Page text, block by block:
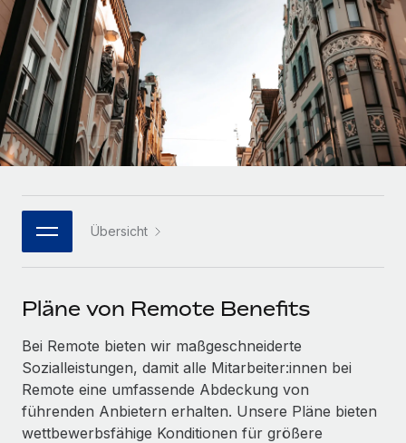
INFRASTRUKTUR
Remote Embedded
Nahtlose Integration der HR in bestehende Abläufe
Plattform
Integrierte HR-Kernfunktionen für dein Team
MCP
Integrationen
Tools
DIENSTLEISTUNGEN
Frag unsere Expert:innen
Hilfe von Expert:innen für globale HR & Compliance
Unternehmen
Mittelstand
Maßgeschneiderte HR-Lösungen, um Teams zu
vergrößern
Enterprise
Globale HR für Konzerne und Großunternehmen
PARTNER WERDEN
Flexible Einbettung von Global-HR-Funktionen in deine
Entdecke die Möglichkeiten einer Partnerschaft
Remote Build
Demnächst verfügbar
Beratung zu Integrationen und KI-Automatisierung
LERNEN MIT REMOTE
Forschung und Leitfäden
Fallstudien
HR-Glossar
Bibliothek für Stellenbeschreibungen
Webinare
Events
Newsroom
Informationen zu Gehältern und Qualifikationen
Insights Center
Deutsch
Español
Italiano
Português (Portugal)
한국어 Übersicht
Pläne von Remote Benefits
Bei Remote bieten wir maßgeschneiderte
Sozialleistungen, damit alle Mitarbeiter:innen bei
Remote eine umfassende Abdeckung von
führenden Anbietern erhalten. Unsere Pläne bieten
wettbewerbsfähige Konditionen für größere